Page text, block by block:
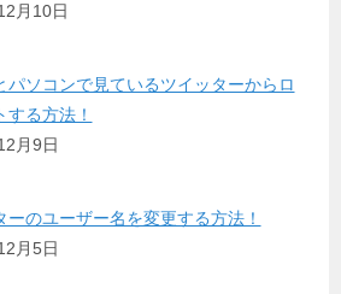
月10日
パソコンで見ているツイッターからロ
する方法！
月9日
ーのユーザー名を変更する方法！
月5日